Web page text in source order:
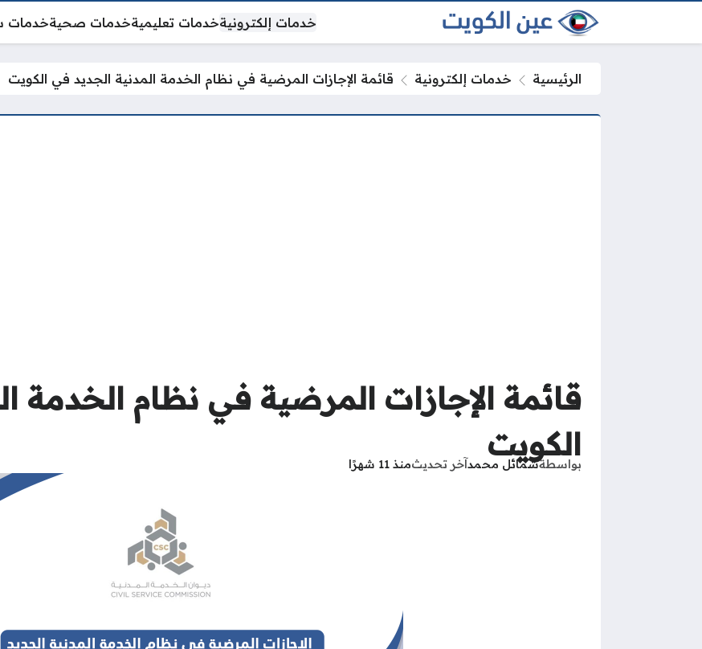
خدمات إلكترونيةخدمات تعليميةخدمات صحيةخدمات
الرئيسية خدمات إلكترونية قائمة الإجازات المرضية في نظام الخدمة المدنية الجديد في الكويت
قائمة الإجازات المرضية في نظام الخدمة
الكويت
بواسطةشمائل محمدآخر تحديثمنذ 11 شهرًا